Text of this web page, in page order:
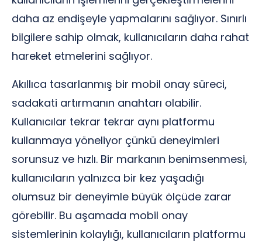
daha az endişeyle yapmalarını sağlıyor. Sınırlı
bilgilere sahip olmak, kullanıcıların daha rahat
hareket etmelerini sağlıyor.
Akıllıca tasarlanmış bir mobil onay süreci,
sadakati artırmanın anahtarı olabilir.
Kullanıcılar tekrar tekrar aynı platformu
kullanmaya yöneliyor çünkü deneyimleri
sorunsuz ve hızlı. Bir markanın benimsenmesi,
kullanıcıların yalnızca bir kez yaşadığı
olumsuz bir deneyimle büyük ölçüde zarar
görebilir. Bu aşamada mobil onay
sistemlerinin kolaylığı, kullanıcıların platformu